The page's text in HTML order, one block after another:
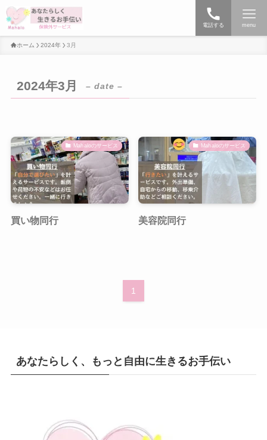
電話する menu
ホーム 2024年 3月
2024年3月 – date –
Mahaloのサービス
買い物同行
Mahaloのサービス
美容院同行
1
あなたらしく、もっと自由に生きるお手伝い